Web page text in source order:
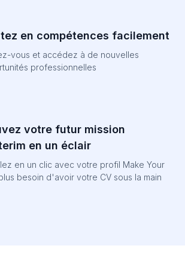
en compétences facilement
vous et accédez à de nouvelles
professionnelles
votre futur mission
en un éclair
en un clic avec votre profil Make Your
besoin d'avoir votre CV sous la main